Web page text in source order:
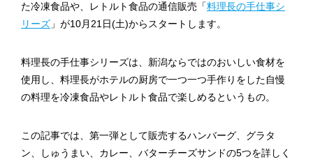
た冷凍食品や、レトルト食品の通信販売「料理長の手仕事シ
リーズ 」が10月21日(土)からスタートします。
料理長の手仕事シリーズは、新潟ならではのおいしい食材を
使用し、料理長がホテルの厨房で一つ一つ手作りをした自慢
の料理を冷凍食品やレトルト食品で楽しめるというもの。
この記事では、第一弾として販売するハンバーグ、グラタ
ン、しゅうまい、カレー、バターチーズサンドの5つを詳しく